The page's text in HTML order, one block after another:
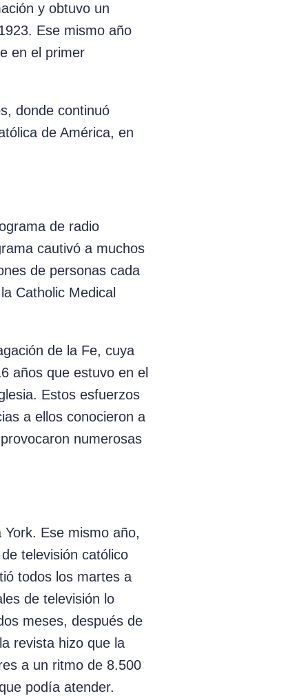
y obtuvo un
Ese mismo año
en el primer
donde continuó
de América, en
de radio
cautivó a muchos
de personas cada
Catholic Medical
de la Fe, cuya
años que estuvo en el
Estos esfuerzos
a ellos conocieron a
numerosas
Ese mismo año,
televisión católico
todos los martes a
de televisión lo
meses, después de
revista hizo que la
a un ritmo de 8.500
podía atender.